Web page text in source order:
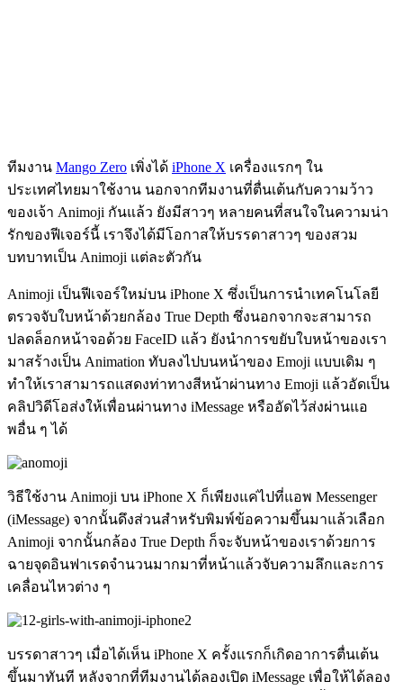
ทีมงาน Mango Zero เพิ่งได้ iPhone X เครื่องแรกๆ ใน
ประเทศไทยมาใช้งาน นอกจากทีมงานที่ตื่นเต้นกับความว้าว
ของเจ้า Animoji กันแล้ว ยังมีสาวๆ หลายคนที่สนใจในความน่า
รักของฟีเจอร์นี้ เราจึงได้มีโอกาสให้บรรดาสาวๆ ของสวม
บทบาทเป็น Animoji แต่ละตัวกัน
Animoji เป็นฟีเจอร์ใหม่บน iPhone X ซึ่งเป็นการนำเทคโนโลยี
ตรวจจับใบหน้าด้วยกล้อง True Depth ซึ่งนอกจากจะสามารถ
ปลดล็อกหน้าจอด้วย FaceID แล้ว ยังนำการขยับใบหน้าของเรา
มาสร้างเป็น Animation ทับลงไปบนหน้าของ Emoji แบบเดิม ๆ
ทำให้เราสามารถแสดงท่าทางสีหน้าผ่านทาง Emoji แล้วอัดเป็น
คลิปวิดีโอส่งให้เพื่อนผ่านทาง iMessage หรืออัดไว้ส่งผ่านแอ
พอื่น ๆ ได้
วิธีใช้งาน Animoji บน iPhone X ก็เพียงแค่ไปที่แอพ Messenger
(iMessage) จากนั้นดึงส่วนสำหรับพิมพ์ข้อความขึ้นมาแล้วเลือก
Animoji จากนั้นกล้อง True Depth ก็จะจับหน้าของเราด้วยการ
ฉายจุดอินฟาเรดจำนวนมากมาที่หน้าแล้วจับความลึกและการ
เคลื่อนไหวต่าง ๆ
บรรดาสาวๆ เมื่อได้เห็น iPhone X ครั้งแรกก็เกิดอาการตื่นเต้น
ขึ้นมาทันที หลังจากที่ทีมงานได้ลองเปิด iMessage เพื่อให้ได้ลอง